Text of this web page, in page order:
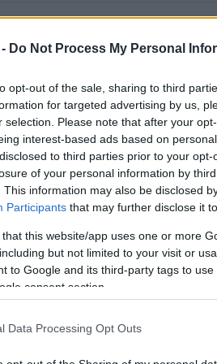
Do Not Process My Personal
opt-out of the sale, sharing to third
for targeted advertising by us,
selection. Please note that after your
interest-based ads based on
to third parties prior to your
of your personal information by
This information may also be disclosed
Participants that may further disclose it
that this website/app uses one or more
but not limited to your visit or
to Google and its third-party tags to
consent section.
Data Processing Opt Outs
"Matulája". Futó
vezetőjére a becéző jelzőt,
a berek iránti mélységes
balatonberényi
fogadták a szerzőt. Futó
"hivatalosan" harminc éven át
- a Kis-Balaton minden
őr 2000 óta nyugdíjas, de
szabadidejében könyvet
tapasztalatait, ám
a környék mindennapjairól, a
szóló leírások.
kikerült könyv - köszönhetően
Park kiadásában jelent meg,
be.